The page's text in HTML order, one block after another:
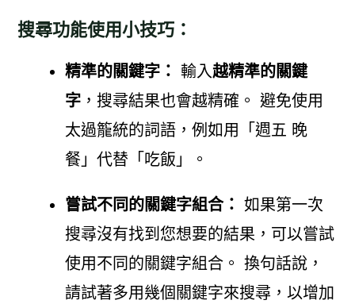
搜尋功能使用小技巧：
精準的關鍵字： 輸入越精準的關鍵
字，搜尋結果也會越精確。 避免使用
太過籠統的詞語，例如用「週五 晚
餐」代替「吃飯」。
嘗試不同的關鍵字組合： 如果第一次
搜尋沒有找到您想要的結果，可以嘗試
使用不同的關鍵字組合。 換句話說，
請試著多用幾個關鍵字來搜尋，以增加